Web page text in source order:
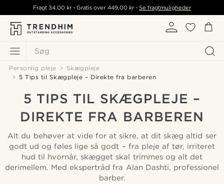
Søg
Fragt34,00 kr - Gratis over 449,00 kr- Se fragtmuligheder
Personlig pleje
Skægpleje
5 Tips til Skægpleje – Direkte fra barberen
5 TIPS TIL SKÆGPLEJE –
DIREKTE FRA BARBEREN
Alt du behøver at vide for at sikre, at dit skæg altid ser
godt ud og føles lige så godt – fra pleje af tør, irriteret
hud til hvornår, skægget skal trimmes og alt det
derimellem. Med ekspertråd fra Alan Dashti, professionel
barber.